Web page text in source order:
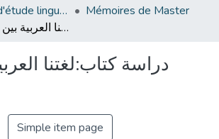
Département d'étude linguistique
Mémoires de Master
دراسة كتاب:لغتنا العربية بين الواقع والمأمول
دراسة كتاب:لغتنا
Simple item page